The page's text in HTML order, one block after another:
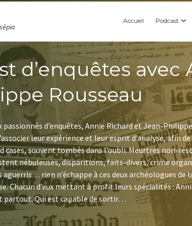
Accueil Podcast
d’enquêtes avec
Rousseau
passionnés d’enquêtes, Annie Richard et Jean-
leur expérience et leur esprit d’analyse, afin de
cases, souvent tombés dans l’oubli. Meurtres non-
nébuleuses, disparitions, faits-divers, crime
rien n’échappe à ces deux archéologues de
Chacun d’eux mettant à profit leurs spécialités :
partout. Qui est capable de sortir…